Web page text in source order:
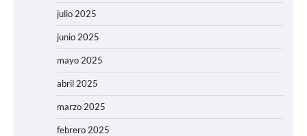
julio 2025
junio 2025
mayo 2025
abril 2025
marzo 2025
febrero 2025